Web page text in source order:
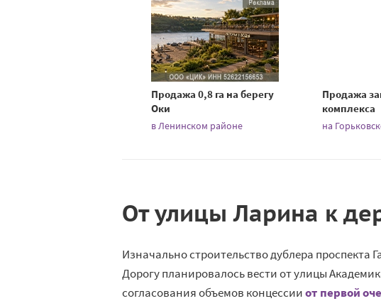
Продажа 0,8 га на берегу
Оки
в Ленинском районе
Продажа
комплекса
на
От улицы Ларина к
Изначально строительство дублера
Дорогу планировалось вести от улицы
согласования объемов концессииот первой